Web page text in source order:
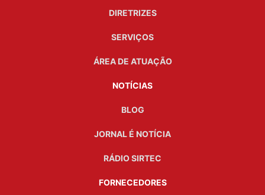
DIRETRIZES
SERVIÇOS
ÁREA DE ATUAÇÃO
NOTÍCIAS
BLOG
JORNAL É NOTÍCIA
RÁDIO SIRTEC
FORNECEDORES